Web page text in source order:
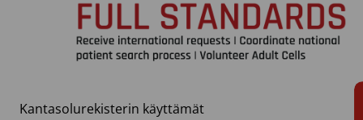
Kantasolurekisterin käyttämät